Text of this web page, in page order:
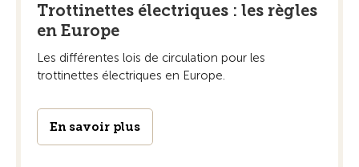
Trottinettes électriques : les règles
en Europe
Les différentes lois de circulation pour les
trottinettes électriques en Europe.
En savoir plus